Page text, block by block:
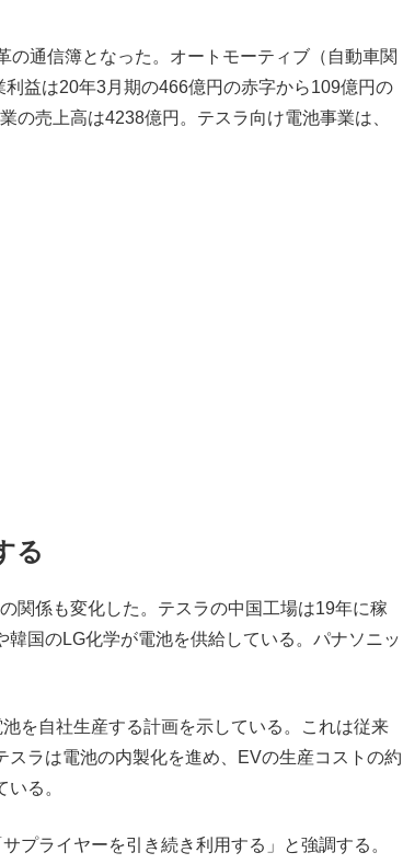
通信簿となった。オートモーティブ（自動車関
益は20年3月期の466億円の赤字から109億円の
の売上高は4238億円。テスラ向け電池事業は、
る
の関係も変化した。テスラの中国工場は19年に稼
韓国のLG化学が電池を供給している。パナソニッ
を自社生産する計画を示している。これは従来
ラは電池の内製化を進め、EVの生産コストの約
る。
プライヤーを引き続き利用する」と強調する。